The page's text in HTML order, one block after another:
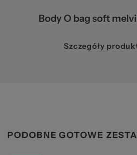
Body O bag soft
Szczegóły
PODOBNE GOTOWE